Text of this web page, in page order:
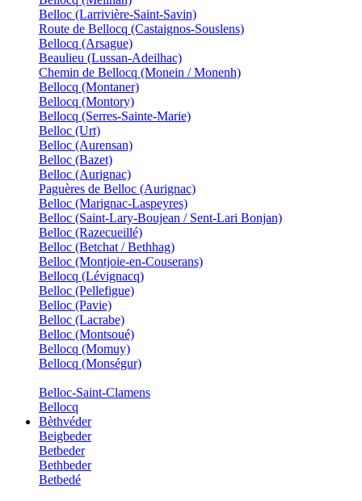
Belloc (Larrivière-Saint-Savin)
Route de Bellocq (Castaignos-Souslens)
Bellocq (Arsague)
Beaulieu (Lussan-Adeilhac)
Chemin de Bellocq (Monein / Monenh)
Bellocq (Montaner)
Bellocq (Montory)
Bellocq (Serres-Sainte-Marie)
Belloc (Urt)
Belloc (Aurensan)
Belloc (Bazet)
Belloc (Aurignac)
Paguères de Belloc (Aurignac)
Belloc (Marignac-Laspeyres)
Belloc (Saint-Lary-Boujean / Sent-Lari Bonjan)
Belloc (Razecueillé)
Belloc (Betchat / Bethhag)
Belloc (Montjoie-en-Couserans)
Bellocq (Lévignacq)
Belloc (Pellefigue)
Belloc (Pavie)
Belloc (Lacrabe)
Belloc (Montsoué)
Bellocq (Momuy)
Bellocq (Monségur)
Belloc-Saint-Clamens
Bellocq
Bèthvéder
Beigbeder
Betbeder
Bethbeder
Betbedé